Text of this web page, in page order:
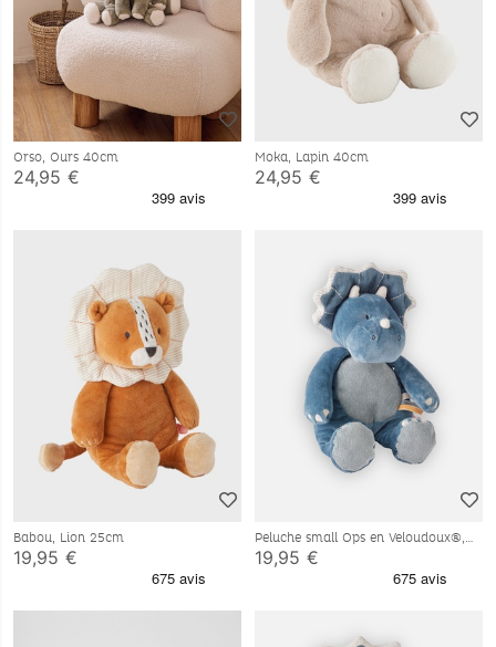
Orso, Ours 40cm
24,95 €
Moka, Lapin 40cm
24,95 €
Babou, Lion 25cm
19,95 €
Peluche small Ops en Veloudoux®,
bleu
19,95 €